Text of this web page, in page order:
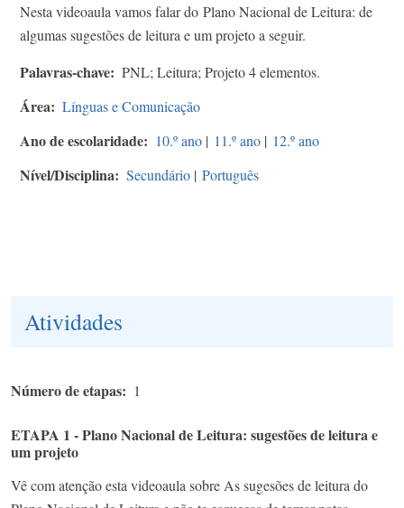
Nesta videoaula vamos falar do Plano Nacional de Leitura: de
algumas sugestões de leitura​ e um projeto a seguir.
Palavras-chave PNL; Leitura; Projeto 4 elementos.
Área Línguas e Comunicação
Ano de escolaridade 10.º ano | 11.º ano | 12.º ano
Nível/Disciplina Secundário | Português
Atividades
Número de etapas 1
ETAPA 1 - Plano Nacional de Leitura: sugestões de leitura​ e
um projeto
Vê com atenção esta videoaula sobre As sugesões de leitura do